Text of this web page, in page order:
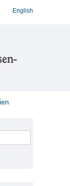
English